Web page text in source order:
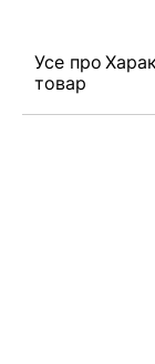
Усе про
товар